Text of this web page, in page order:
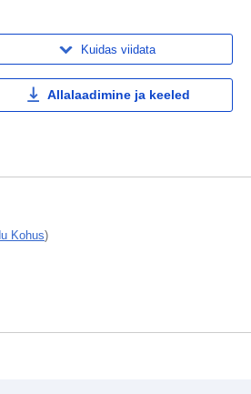
Kuidas viidata
Allalaadimine ja keeled
Kohus)